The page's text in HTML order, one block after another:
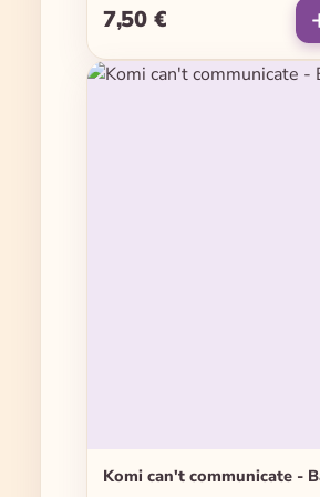
Regulärer Preis:
7,50 €
Komi can't communicate -